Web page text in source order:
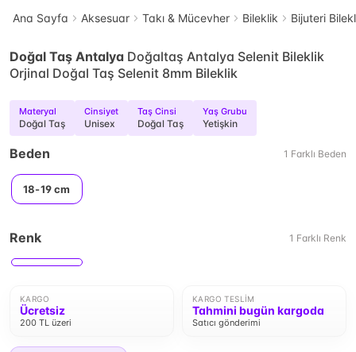
Ana Sayfa Aksesuar Takı & Mücevher Bileklik Bijuteri
Doğal Taş Antalya Doğaltaş Antalya Selenit Bileklik
Orjinal Doğal Taş Selenit 8mm Bileklik
Materyal
Doğal Taş
Cinsiyet
Unisex
Taş Cinsi
Doğal Taş
Yaş Grubu
Yetişkin
Beden 1 Farklı Beden
18-19 cm
Renk 1 Farklı Renk
KARGO
Ücretsiz
200 TL üzeri
KARGO TESLIM
Tahmini bugün kargoda
Satıcı gönderimi